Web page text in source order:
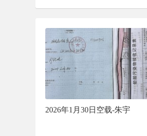
2026年1月30日空载-朱宇